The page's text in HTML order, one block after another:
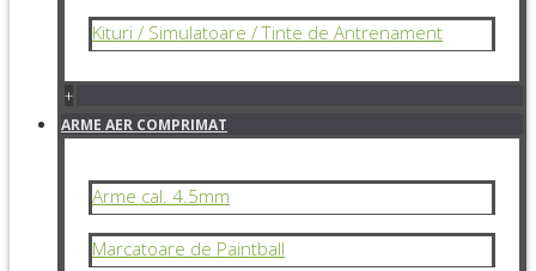
Kituri / Simulatoare / Tinte de Antrenament
+
ARME AER COMPRIMAT
Arme cal. 4.5mm
Marcatoare de Paintball